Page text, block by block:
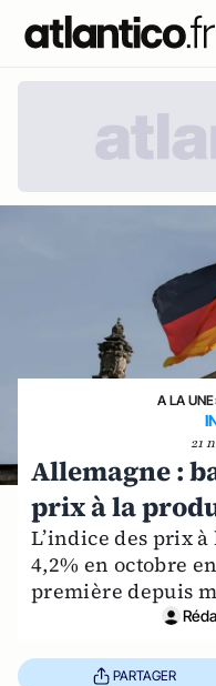
A LA UNE
21
Allemagne :
prix à la
L’indice des prix
4,2% en octobre
première depuis
PARTAGER